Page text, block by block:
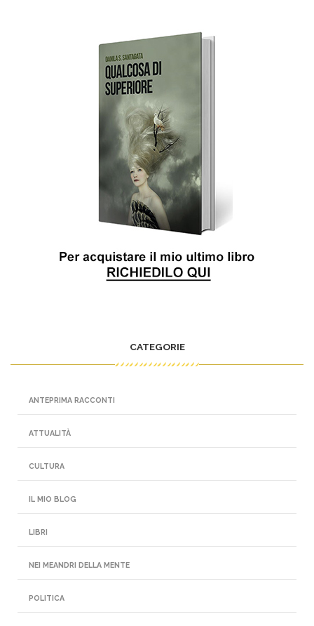
CATEGORIE
ANTEPRIMA RACCONTI
ATTUALITÀ
CULTURA
IL MIO BLOG
LIBRI
NEI MEANDRI DELLA MENTE
POLITICA